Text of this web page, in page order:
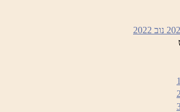
נוב 2022